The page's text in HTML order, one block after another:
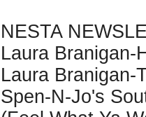
NESTA
Laura Branigan-
Laura Branigan-
Spen-N-Jo's